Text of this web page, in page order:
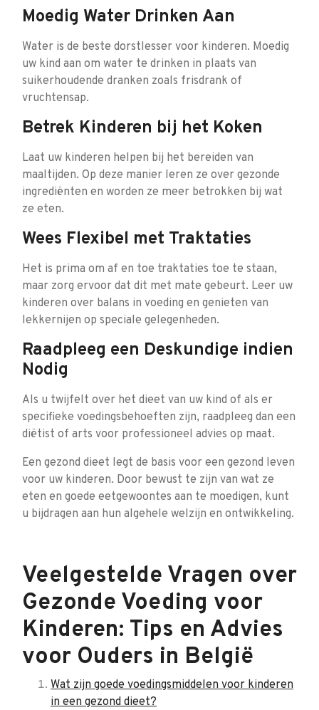
Moedig Water Drinken Aan
Water is de beste dorstlesser voor kinderen. Moedig
uw kind aan om water te drinken in plaats van
suikerhoudende dranken zoals frisdrank of
vruchtensap.
Betrek Kinderen bij het Koken
Laat uw kinderen helpen bij het bereiden van
maaltijden. Op deze manier leren ze over gezonde
ingrediënten en worden ze meer betrokken bij wat
ze eten.
Wees Flexibel met Traktaties
Het is prima om af en toe traktaties toe te staan,
maar zorg ervoor dat dit met mate gebeurt. Leer uw
kinderen over balans in voeding en genieten van
lekkernijen op speciale gelegenheden.
Raadpleeg een Deskundige indien
Nodig
Als u twijfelt over het dieet van uw kind of als er
specifieke voedingsbehoeften zijn, raadpleeg dan een
diëtist of arts voor professioneel advies op maat.
Een gezond dieet legt de basis voor een gezond leven
voor uw kinderen. Door bewust te zijn van wat ze
eten en goede eetgewoontes aan te moedigen, kunt
u bijdragen aan hun algehele welzijn en ontwikkeling.
Veelgestelde Vragen over
Gezonde Voeding voor
Kinderen: Tips en Advies
voor Ouders in België
Wat zijn goede voedingsmiddelen voor kinderen
in een gezond dieet?